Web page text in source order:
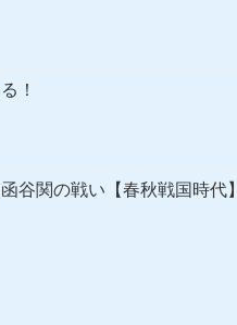
！
谷関の戦い【春秋戦国時代】